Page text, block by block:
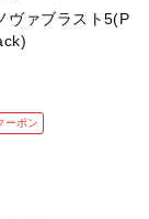
もおすすめ
ヴァブラスト5(P
ーポン